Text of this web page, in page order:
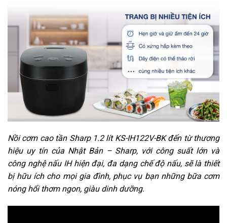
Nồi cơm cao tần Sharp 1.2 lít KS-IH122V-BK đến từ thương
hiệu uy tín của Nhật Bản – Sharp, với công suất lớn và
công nghệ nấu IH hiện đại, đa dạng chế độ nấu, sẽ là thiết
bị hữu ích cho mọi gia đình, phục vụ bạn những bữa cơm
nóng hổi thơm ngon, giàu dinh dưỡng.